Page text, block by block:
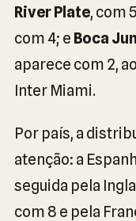
River Plate, com
com 4; e Boca
aparece com 2,
Inter Miami.
Por país, a
atenção: a
seguida pela
com 8 e pela